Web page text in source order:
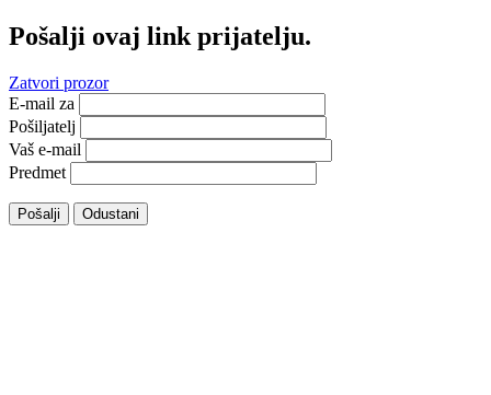
Pošalji ovaj link prijatelju.
Zatvori prozor
E-mail za
Pošiljatelj
Vaš e-mail
Predmet
Pošalji Odustani